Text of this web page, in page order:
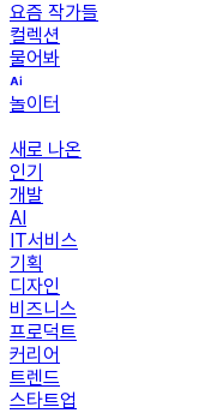
요즘 작가들
컬렉션
물어봐
놀이터
새로 나온
인기
개발
AI
IT서비스
기획
디자인
비즈니스
프로덕트
커리어
트렌드
스타트업